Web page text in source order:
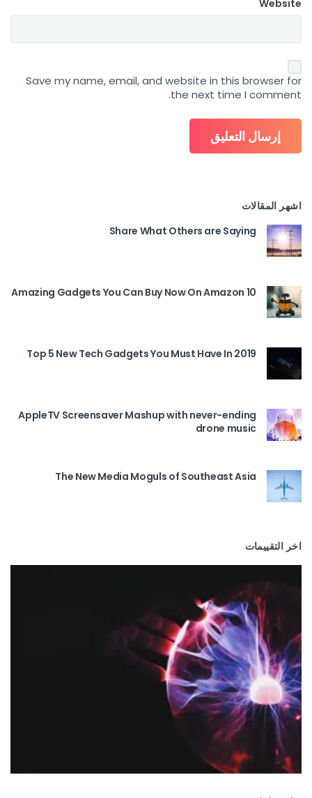
Website
Save my name, email, and website in this browser for
the next time I comment.
اشهر المقالات
Share What Others are Saying
10 Amazing Gadgets You Can Buy Now On Amazon
Top 5 New Tech Gadgets You Must Have In 2019
AppleTV Screensaver Mashup with never-ending
drone music
The New Media Moguls of Southeast Asia
اخر التقييمات